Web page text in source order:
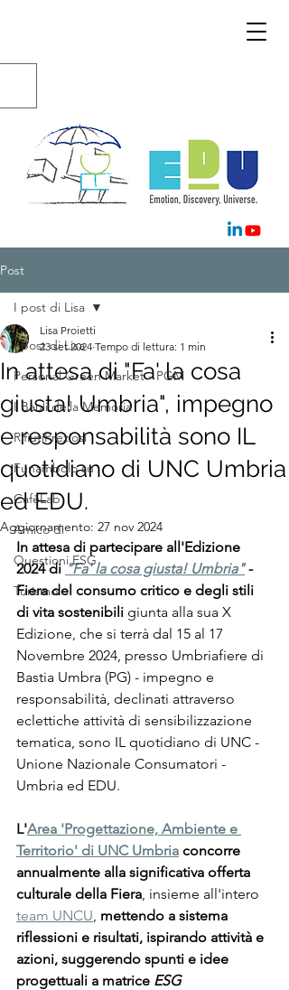
Post
I post di Lisa
Personal Green Market - PGM
I Bauli della Memoria
RifiutiPreziosi
Funambolo su
CafèLab
Amico di
Questioni ESG
Turismo
I post di Lisa
In attesa di "Fa' la cosa
giusta! Umbria", impegno
e responsabilità sono IL
quotidiano di UNC Umbria
ed EDU.
Lisa Proietti
23 set 2024 Tempo di lettura: 1 min
Aggiornamento: 27 nov 2024
In attesa di partecipare all'Edizione
2024 di "Fa' la cosa giusta! Umbria" -
Fiera del consumo critico e degli stili
di vita sostenibili giunta alla sua X
Edizione, che si terrà dal 15 al 17
Novembre 2024, presso Umbriafiere di
Bastia Umbra (PG) - impegno e
responsabilità, declinati attraverso
eclettiche attività di sensibilizzazione
tematica, sono IL quotidiano di UNC -
Unione Nazionale Consumatori -
Umbria ed EDU.
L'Area 'Progettazione, Ambiente e
Territorio' di UNC Umbria concorre
annualmente alla significativa offerta
culturale della Fiera, insieme all'intero
team UNCU, mettendo a sistema
riflessioni e risultati, ispirando attività e
azioni, suggerendo spunti e idee
progettuali a matrice ESG